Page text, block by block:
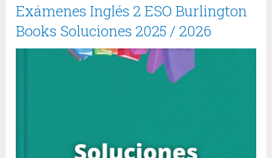
Exámenes Inglés 2 ESO Burlington
Books Soluciones 2025 / 2026